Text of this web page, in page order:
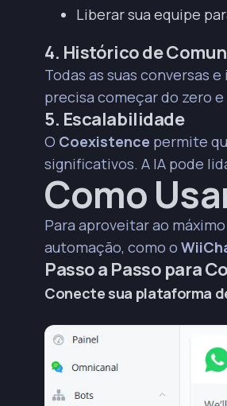
Liberar sua equipe
4. Histórico de
Todas as suas conversas
precisa começar do zero
5. Escalabilidade
O Coexistence permite
significativos. A IA pode
Como
Para aproveitar ao
automação, como o
Passo a Passo para
Conecte sua plataforma